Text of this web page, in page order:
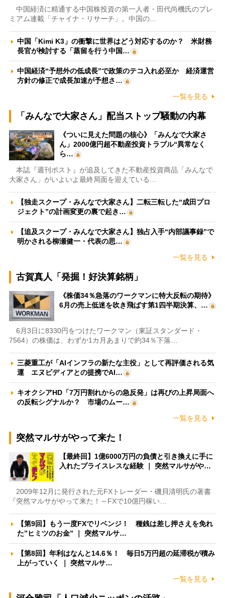
中国経済に精通する中国株投資の第一人者・田代尚機氏のプレ
ミアム連載「チャイナ・リサーチ」。中国の…
中国「Kimi K3」の衝撃に世界はどう対応するのか？ 米財務
長官が検討する「蒸留を行う中国…
中国経済“予想外の低成長”で政策のテコ入れ必至か 経済運営
方針の修正で成長加速が予想さ…
一覧を見る
「みんなで大家さん」配当ストップ騒動の内幕
《ついに見えた問題の核心》「みんなで大家さ
ん」2000億円超不動産投資トラブル“異常なく
ら…
本誌『週刊ポスト』が追及してきた不動産投資商品「みんなで
大家さん」がいよいよ最終局面を迎えている…
【独走スクープ・みんなで大家さん】二転三転した“成田プロ
ジェクト”の計画変更の裏で起き…
【追及スクープ・みんなで大家さん】独占入手“内部議事録”で
明かされる柳瀬健一・代表の思…
一覧を見る
古賀真人「発掘！好決算銘柄」
《株価34％急落のワークマンに特大反転の期待》
6月の売上低迷を吹き飛ばす第1四半期決算、…
6月3日に8330円をつけたワークマン（東証スタンダード・
7564）の株価は、わずか1カ月あまりで約34％下落…
三菱重工が「AIインフラの新たな主役」として再評価される気
運 エヌビディアとの提携でAI…
キオクシアHD「7万円割れからの急反発」は再びの上昇局面へ
の反転シグナルか？ 市場のムー…
一覧を見る
突然マルサがやって来た！
【最終回】1億6000万円の負債と引き換えに手に
入れたプライスレスな経験 ｜ 突然マルサがや…
2009年12月に発行された元FXトレーダー・磯貝清明氏の著書
『突然マルサがやって来た！～FXで10億円稼い…
【第9回】もう一度FXでリベンジ！ 種銭は差し押さえを免れ
た”ヒミツのお金” ｜ 突然マルサ…
【第8回】年利はなんと14.6％！ 毎日5万円超の延滞税が積み
上がっていく ｜ 突然マルサ…
一覧を見る